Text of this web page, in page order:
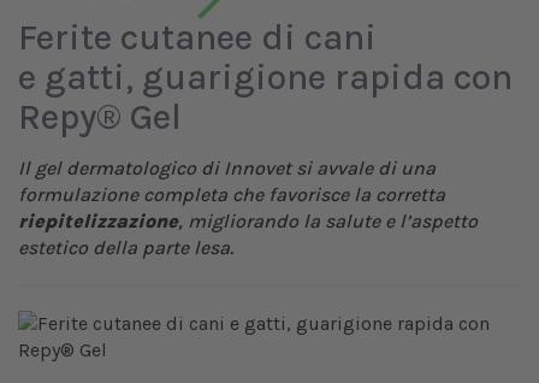
Ferite cutanee di cani
e gatti, guarigione rapida con
Repy® Gel
Il gel dermatologico di Innovet si avvale di una
formulazione completa che favorisce la corretta
riepitelizzazione, migliorando la salute e l’aspetto
estetico della parte lesa.